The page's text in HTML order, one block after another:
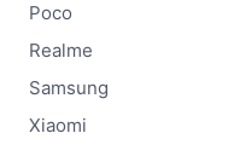
Poco
Realme
Samsung
Xiaomi